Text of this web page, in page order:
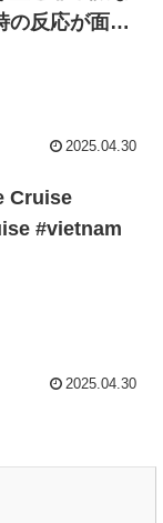
の反応が面白
2025.04.30
Cruise
#vietnam
2025.04.30